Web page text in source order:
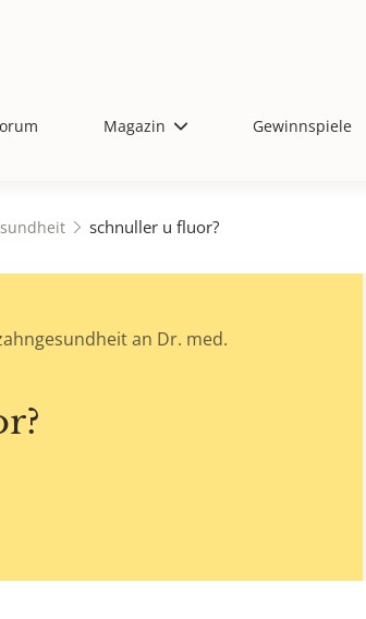
Magazin Gewinnspiele
schnuller u fluor?
an Dr. med.